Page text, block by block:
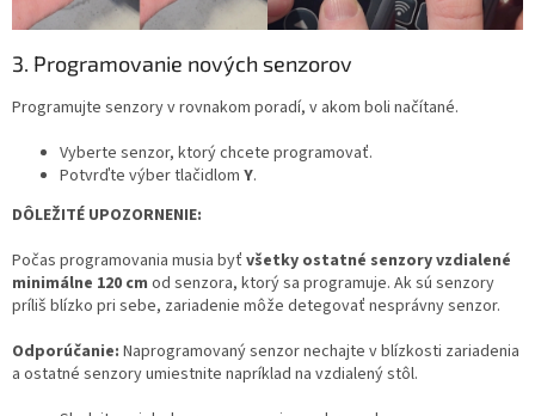
3. Programovanie nových senzorov
Programujte senzory v rovnakom poradí, v akom boli načítané.
Vyberte senzor, ktorý chcete programovať.
Potvrďte výber tlačidlom Y.
DÔLEŽITÉ UPOZORNENIE:
Počas programovania musia byť všetky ostatné senzory vzdialené
minimálne 120 cm od senzora, ktorý sa programuje. Ak sú senzory
príliš blízko pri sebe, zariadenie môže detegovať nesprávny senzor.
Odporúčanie: Naprogramovaný senzor nechajte v blízkosti zariadenia
a ostatné senzory umiestnite napríklad na vzdialený stôl.